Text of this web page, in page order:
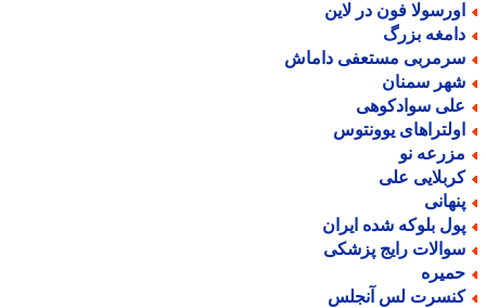
فون در لاین
بزرگ
مستعفی داماش
سمنان
سوادکوهی
یوونتوس
نو
علی
بلوکه شده ایران
رایج پزشکی
لس آنجلس